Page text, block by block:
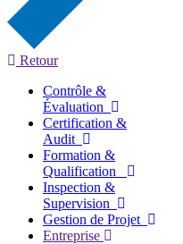
Retour
Contrôle &
Évaluation
Certification &
Audit
Formation &
Qualification
Inspection &
Supervision
Gestion de Projet
Entreprise